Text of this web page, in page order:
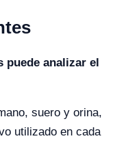
puede analizar el
suero y orina,
utilizado en cada